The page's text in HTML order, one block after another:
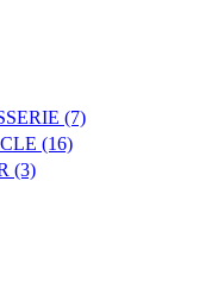
(7)
(16)
(3)